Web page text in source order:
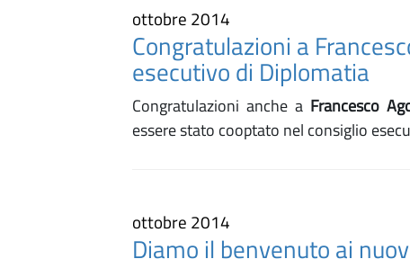
ottobre 2014
Congratulazioni a
esecutivo di Diplomatia
Congratulazioni anche a Francesco
essere stato cooptato nel consiglio
ottobre 2014
Diamo il benvenuto ai